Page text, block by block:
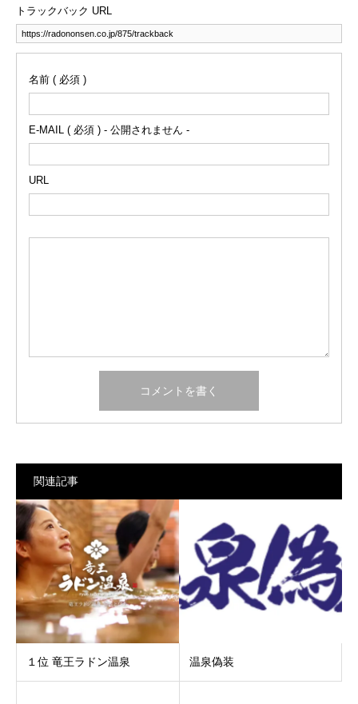
トラックバック URL
名前 ( 必須 )
E-MAIL ( 必須 ) - 公開されません -
URL
関連記事
１位 竜王ラドン温泉 温泉偽装